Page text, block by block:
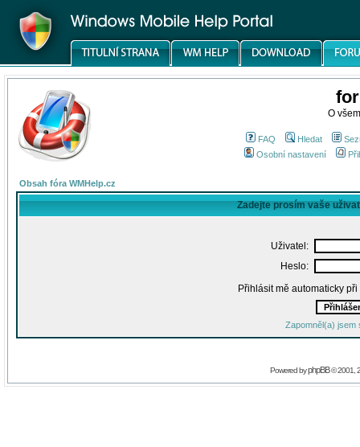
O
FAQ Hledat
Osobní nastavení
Obsah fóra WMHelp.cz
Zadejte prosím vaše
Uživatel:
Heslo:
Přihlásit mě automaticky
Zapomněl(a) jsem
Powered byphpBB© 2001,